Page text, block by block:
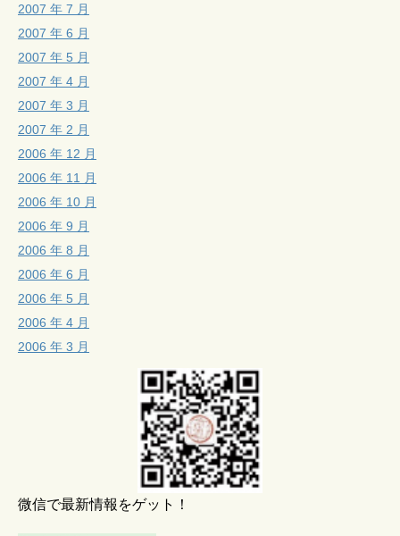
2007 年 7 月
2007 年 6 月
2007 年 5 月
2007 年 4 月
2007 年 3 月
2007 年 2 月
2006 年 12 月
2006 年 11 月
2006 年 10 月
2006 年 9 月
2006 年 8 月
2006 年 6 月
2006 年 5 月
2006 年 4 月
2006 年 3 月
微信で最新情報をゲット！